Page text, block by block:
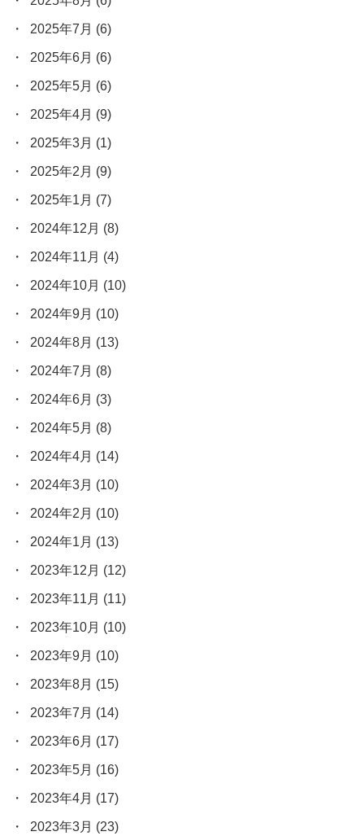
2025年7月 (6)
2025年6月 (6)
2025年5月 (6)
2025年4月 (9)
2025年3月 (1)
2025年2月 (9)
2025年1月 (7)
2024年12月 (8)
2024年11月 (4)
2024年10月 (10)
2024年9月 (10)
2024年8月 (13)
2024年7月 (8)
2024年6月 (3)
2024年5月 (8)
2024年4月 (14)
2024年3月 (10)
2024年2月 (10)
2024年1月 (13)
2023年12月 (12)
2023年11月 (11)
2023年10月 (10)
2023年9月 (10)
2023年8月 (15)
2023年7月 (14)
2023年6月 (17)
2023年5月 (16)
2023年4月 (17)
2023年3月 (23)